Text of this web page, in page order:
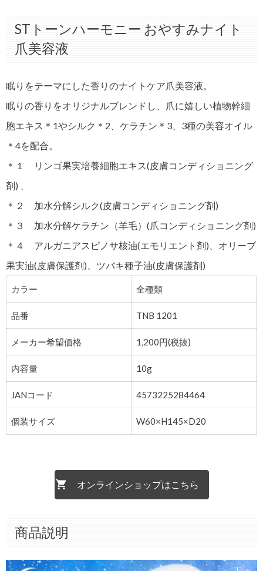
STトーンハーモニー おやすみナイト
爪美容液
眠りをテーマにした香りのナイトケア爪美容液。
眠りの香りをオリジナルブレンドし、爪に嬉しい植物幹細
胞エキス＊1やシルク＊2、ケラチン＊3、3種の美容オイル
＊4を配合。
＊１ リンゴ果実培養細胞エキス(皮膚コンディショニング
剤) 、
＊２ 加水分解シルク(皮膚コンディショニング剤)
＊３ 加水分解ケラチン（羊毛）(爪コンディショニング剤)
＊４ アルガニアスピノサ核油(エモリエント剤)、オリーブ
果実油(皮膚保護剤)、ツバキ種子油(皮膚保護剤)
カラー 全種類
品番 TNB 1201
メーカー希望価格 1,200円(税抜)
内容量 10g
JANコード 4573225284464
個装サイズ W60×H145×D20
オンラインショップはこちら
商品説明